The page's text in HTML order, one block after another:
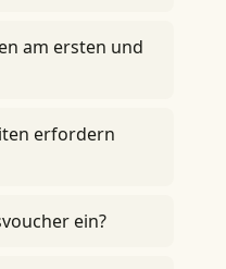
am ersten und
erfordern
ein?